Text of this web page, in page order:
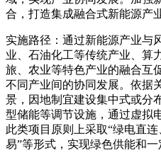
合，打造集成融合式新能源产
实施路径：通过新能源产业与
业、石油化工等传统产业、算
旅、农业等特色产业的融合互
不同产业间的协同发展。依据
景，因地制宜建设集中式或分
型储能等调节设施，通过虚拟
此类项目原则上采取“绿电直
易”等形式，实现绿色供能和一